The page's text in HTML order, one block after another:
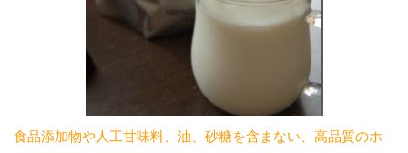
食品添加物や人工甘味料 油 砂糖を含まない、高品質のホ